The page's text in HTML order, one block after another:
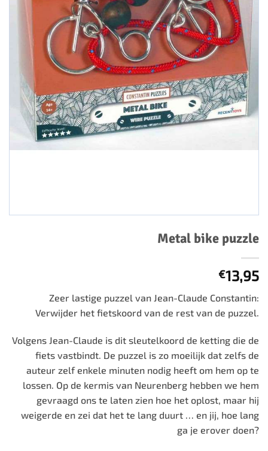
Metal bike puzzle
€13,95
Zeer lastige puzzel van Jean-Claude Constantin:
Verwijder het fietskoord van de rest van de puzzel.
Volgens Jean-Claude is dit sleutelkoord de ketting die de
fiets vastbindt. De puzzel is zo moeilijk dat zelfs de
auteur zelf enkele minuten nodig heeft om hem op te
lossen. Op de kermis van Neurenberg hebben we hem
gevraagd ons te laten zien hoe het oplost, maar hij
weigerde en zei dat het te lang duurt … en jij, hoe lang
ga je erover doen?